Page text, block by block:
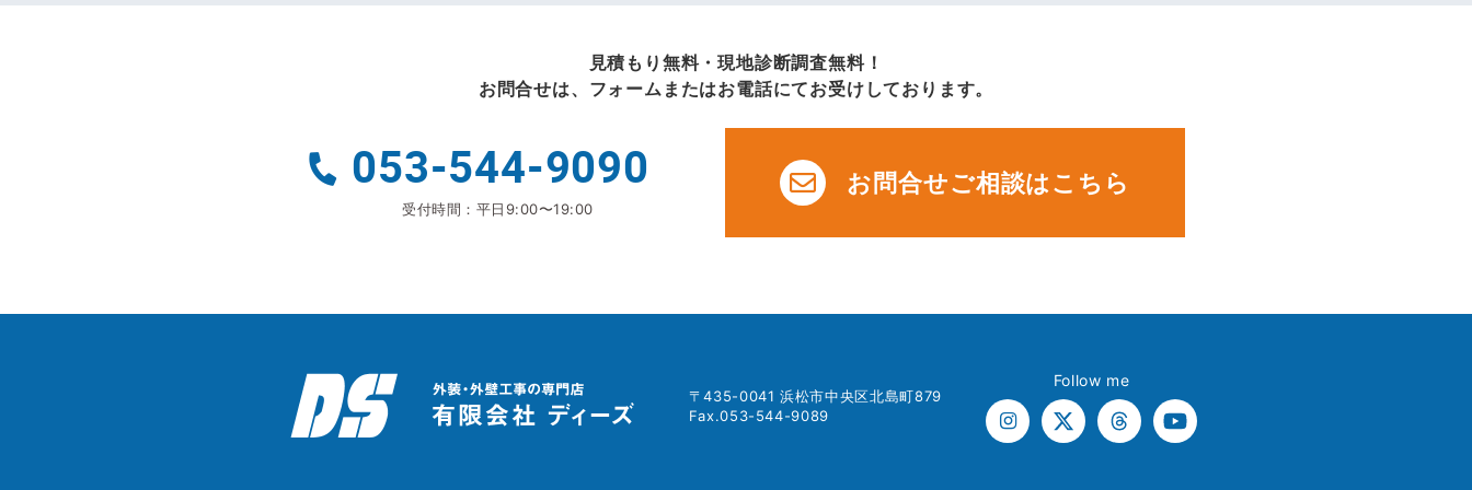
見積もり無料・現地診断調査無料！
お問合せは、フォームまたはお電話にてお受けしております。
053-544-9090
受付時間：平日9:00〜19:00
お問合せご相談はこちら
〒435-0041 浜松市中央区北島町879
Fax.053-544-9089
Follow me